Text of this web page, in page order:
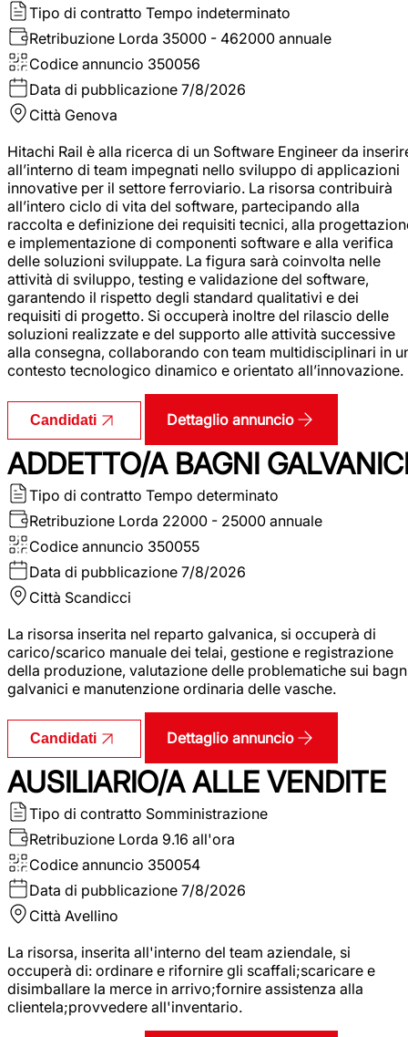
Tipo di contratto Tempo indeterminato
Retribuzione Lorda 35000 - 462000 annuale
Codice annuncio 350056
Data di pubblicazione 7/8/2026
Città Genova
Hitachi Rail è alla ricerca di un Software Engineer da
all’interno di team impegnati nello sviluppo di applicazioni
innovative per il settore ferroviario. La risorsa contribuirà
all’intero ciclo di vita del software, partecipando alla
raccolta e definizione dei requisiti tecnici, alla
e implementazione di componenti software e alla verifica
delle soluzioni sviluppate. La figura sarà coinvolta nelle
attività di sviluppo, testing e validazione del software,
garantendo il rispetto degli standard qualitativi e dei
requisiti di progetto. Si occuperà inoltre del rilascio delle
soluzioni realizzate e del supporto alle attività successive
alla consegna, collaborando con team multidisciplinari in
contesto tecnologico dinamico e orientato all’innovazione.
Candidati Dettaglio annuncio
ADDETTO/A BAGNI
Tipo di contratto Tempo determinato
Retribuzione Lorda 22000 - 25000 annuale
Codice annuncio 350055
Data di pubblicazione 7/8/2026
Città Scandicci
La risorsa inserita nel reparto galvanica, si occuperà di
carico/scarico manuale dei telai, gestione e registrazione
della produzione, valutazione delle problematiche sui
galvanici e manutenzione ordinaria delle vasche.
Candidati Dettaglio annuncio
AUSILIARIO/A ALLE VENDITE
Tipo di contratto Somministrazione
Retribuzione Lorda 9.16 all'ora
Codice annuncio 350054
Data di pubblicazione 7/8/2026
Città Avellino
La risorsa, inserita all'interno del team aziendale, si
occuperà di: ordinare e rifornire gli scaffali;scaricare e
disimballare la merce in arrivo;fornire assistenza alla
clientela;provvedere all'inventario.